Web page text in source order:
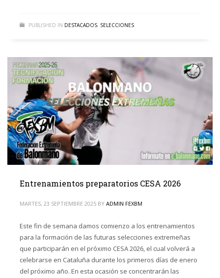
PUBLISHED IN DESTACADOS, SELECCIONES
Entrenamientos preparatorios CESA 2026
MARTES, 23 SEPTIEMBRE 2025 BY ADMIN FEXBM
Este fin de semana damos comienzo a los entrenamientos
para la formación de las futuras selecciones extremeñas
que participarán en el próximo CESA 2026, el cual volverá a
celebrarse en Cataluña durante los primeros días de enero
del próximo año. En esta ocasión se concentrarán las